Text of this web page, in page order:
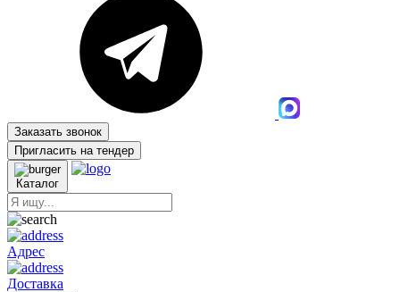
Заказать звонок
Пригласить на тендер
Каталог
Адрес
Доставка